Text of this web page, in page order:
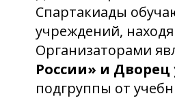
Спартакиады
учреждений,
Организаторами
России» и
подгруппы от